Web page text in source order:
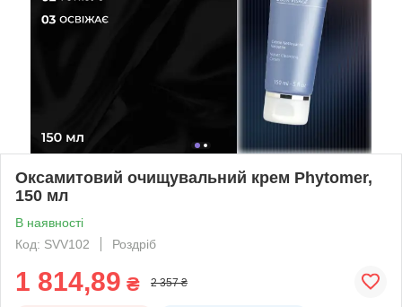
Оксамитовий очищувальний крем Phytomer,
150 мл
В наявності
Код: SVV102
Роздріб
1 814,89 ₴ 2 357 ₴